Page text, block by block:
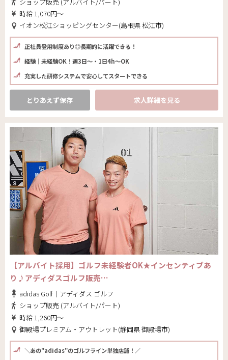
時給 1,070円～
イオン松江ショッピングセンター(島根県 松江市)
正社員登用制度あり◎長期的に活躍できる！
経験｜未経験OK！週3日～・1日4h～OK
充実した研修システムで安心してスタートできる
とりあえず保存 求人詳細を見る
【アルバイト採用】ゴルフ未経験者OK★インセンティブあ
り♪アディダスゴルフ販売…
adidas Golf｜アディダス ゴルフ
ショップ販売 (アルバイト/パート)
時給 1,260円～
御殿場プレミアム・アウトレット(静岡県 御殿場市)
＼あの"adidas"のゴルフライン単独店舗！／